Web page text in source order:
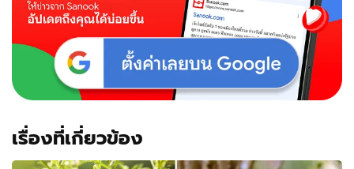
เรื่องที่เกี่ยวข้อง